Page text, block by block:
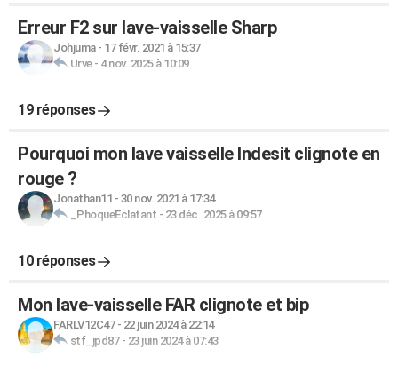
Erreur F2 sur lave-vaisselle Sharp
Johjuma- 17 févr. 2021 à 15:37
Urve- 4 nov. 2025 à 10:09
19 réponses
Pourquoi mon lave vaisselle Indesit clignote en
rouge ?
Jonathan11 - 30 nov. 2021 à 17:34
_PhoqueEclatant - 23 déc. 2025 à 09:57
10 réponses
Mon lave-vaisselle FAR clignote et bip
FARLV12C47- 22 juin 2024 à 22:14
stf_jpd87- 23 juin 2024 à 07:43